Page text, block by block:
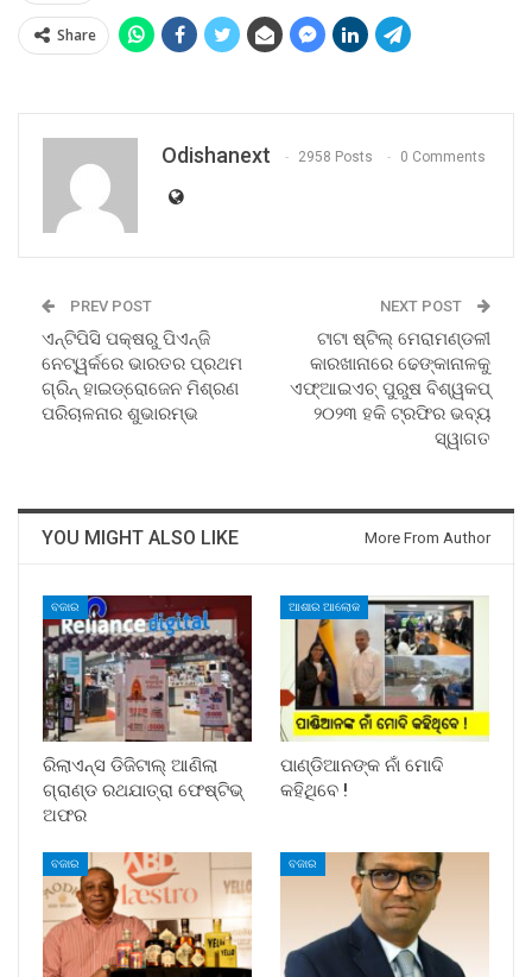
Share
Odishanext 2958 Posts 0 Comments
PREV POST
ଏନ୍‌ଟିପିସି ପକ୍ଷରୁ ପିଏନ୍‌ଜି
ନେଟ୍‌ୱର୍କରେ ଭାରତର ପ୍ରଥମ
ଗ୍ରିନ୍ ହାଇଡ୍ରୋଜେନ ମିଶ୍ରଣ
ପରିଚାଳନାର ଶୁଭାରମ୍ଭ
NEXT POST
ଟାଟା ଷ୍ଟିଲ୍ ମେରାମଣ୍ଡଳୀ
କାରଖାନାରେ ଢେଙ୍କାନାଳକୁ
ଏଫ୍‌ଆଇଏଚ୍ ପୁରୁଷ ବିଶ୍ୱକପ୍
୨୦୨୩ ହକି ଟ୍ରଫିର ଭବ୍ୟ
ସ୍ୱାଗତ
YOU MIGHT ALSO LIKE More From Author
ବଜାର
ରିଲାଏନ୍ସ ଡିଜିଟାଲ୍ ଆଣିଲା
ଗ୍ରାଣ୍ଡ ରଥଯାତ୍ରା ଫେଷ୍ଟିଭ୍
ଅଫର
ଆଶାର ଆଲୋକ
ପାଣ୍ଡିଆନଙ୍କ ନାଁ ମୋଦି
କହିଥିବେ !
ବଜାର ବଜାର